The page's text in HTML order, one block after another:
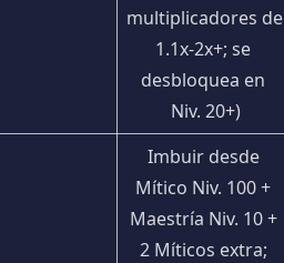
multiplicadores de
1.1x-2x+; se
desbloquea en
Niv. 20+)
Imbuir desde
Mítico Niv. 100 +
Maestría Niv. 10 +
2 Míticos extra;